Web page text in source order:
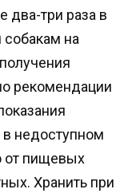
два-три раза в
на
рекомендации
в недоступном
от пищевых
Хранить при